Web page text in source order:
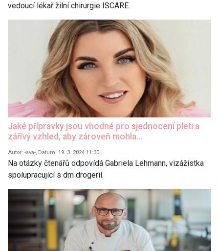
vedoucí lékař žilní chirurgie ISCARE.
Jaké přípravky jsou vhodné pro sjednocení pleti a
zářivý vzhled, aby zároveň mohla…
Autor: -ava-, Datum: 19. 3. 2024 11:30
Na otázky čtenářů odpovídá Gabriela Lehmann, vizážistka
spolupracující s dm drogerií.